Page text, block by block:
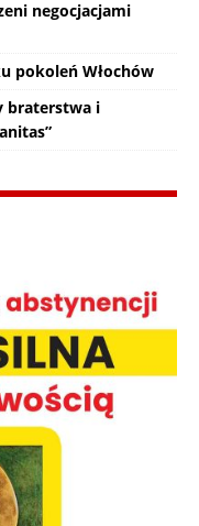
negocjacjami
pokoleń Włochów
braterstwa i